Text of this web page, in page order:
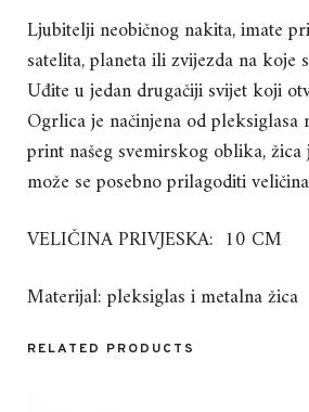
Ljubitelji neobičnog nakita, imate
satelita, planeta ili zvijezda na koje
Uđite u jedan drugačiji svijet koji
Ogrlica je načinjena od
print našeg svemirskog oblika,
može se posebno prilagoditi
VELIČINA PRIVJESKA: 10 CM
Materijal: pleksiglas i metalna žica
RELATED PRODUCTS